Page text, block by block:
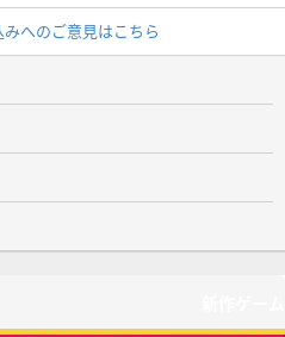
へのご意見はこちら